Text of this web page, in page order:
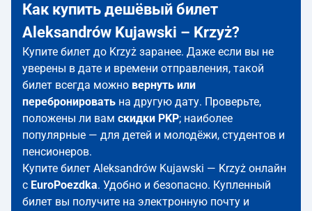
Как купить дешёвый билет
Aleksandrów Kujawski – Krzyż?
Купите билет до Krzyż заранее. Даже если вы не
уверены в дате и времени отправления, такой
билет всегда можно вернуть или
перебронировать на другую дату. Проверьте,
положены ли вам скидки PKP; наиболее
популярные — для детей и молодёжи, студентов и
пенсионеров.
Купите билет Aleksandrów Kujawski — Krzyż онлайн
с EuroPoezdka. Удобно и безопасно. Купленный
билет вы получите на электронную почту и